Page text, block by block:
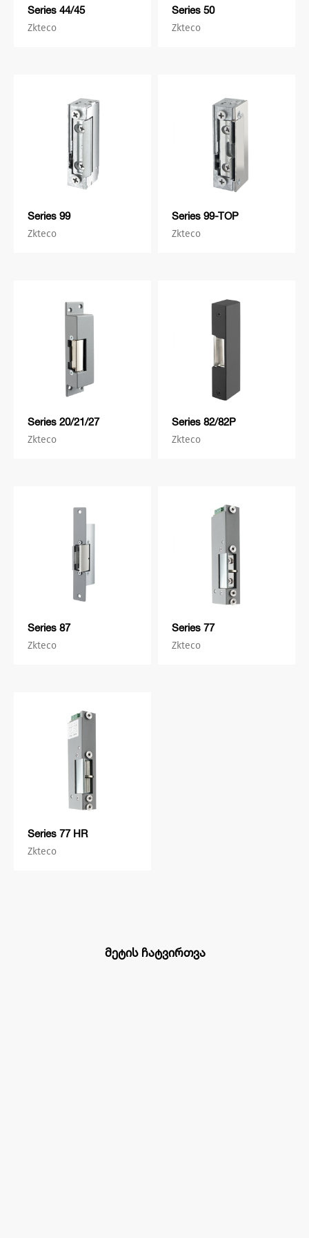
Series 44/45
Zkteco
Series 50
Zkteco
Series 99
Zkteco
Series 99-TOP
Zkteco
Series 20/21/27
Zkteco
Series 82/82P
Zkteco
Series 87
Zkteco
Series 77
Zkteco
Series 77 HR
Zkteco
მეტის ჩატვირთვა